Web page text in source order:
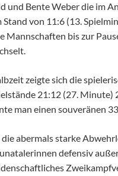
und Bente Weber die im
Stand von 11:6 (13.
Mannschaften bis zur
zeigte sich die
21:12 (27.
man einen souveränen
abermals starke
defensiv